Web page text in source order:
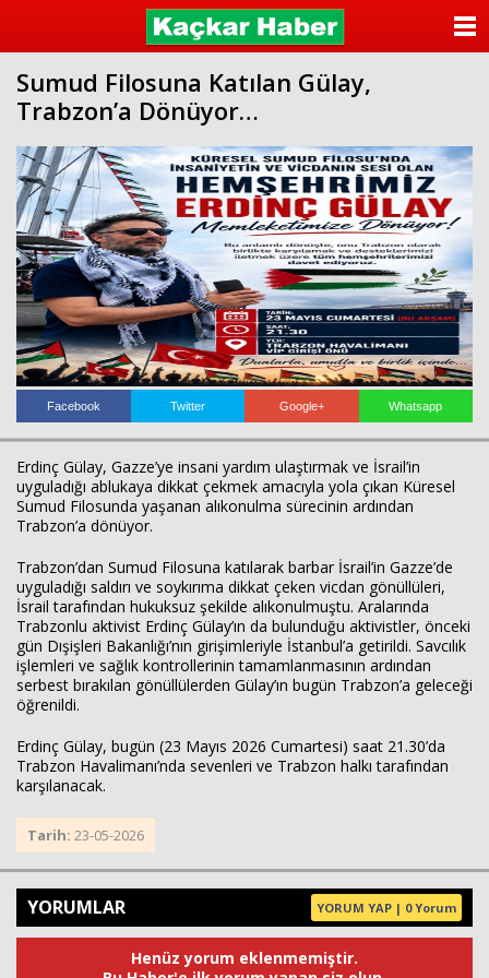
Sumud Filosuna Katılan Gülay,
Trabzon’a Dönüyor…
Facebook Twitter Google+ Whatsapp
Erdinç Gülay, Gazze’ye insani yardım ulaştırmak ve İsrail’in
uyguladığı ablukaya dikkat çekmek amacıyla yola çıkan Küresel
Sumud Filosunda yaşanan alıkonulma sürecinin ardından
Trabzon’a dönüyor.
Trabzon’dan Sumud Filosuna katılarak barbar İsrail’in Gazze’de
uyguladığı saldırı ve soykırıma dikkat çeken vicdan gönüllüleri,
İsrail tarafından hukuksuz şekilde alıkonulmuştu. Aralarında
Trabzonlu aktivist Erdinç Gülay’ın da bulunduğu aktivistler, önceki
gün Dışişleri Bakanlığı’nın girişimleriyle İstanbul’a getirildi. Savcılık
işlemleri ve sağlık kontrollerinin tamamlanmasının ardından
serbest bırakılan gönüllülerden Gülay’ın bugün Trabzon’a geleceği
öğrenildi.
Erdinç Gülay, bugün (23 Mayıs 2026 Cumartesi) saat 21.30’da
Trabzon Havalimanı’nda sevenleri ve Trabzon halkı tarafından
karşılanacak.
Tarih: 23-05-2026
YORUMLAR YORUM YAP | 0 Yorum
Henüz yorum eklenmemiştir.
ANASAYFA
KATEGORİLER
ANKETLER
FOTO GALERİ
VİDEO GALERİ
KÜNYE
Haberin Doğru Adresi.